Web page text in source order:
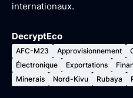
internationaux.
DecryptEco
AFC-M23 Approvisionnement
Électronique
Exportations
Minerais
Nord-Kivu Rubaya